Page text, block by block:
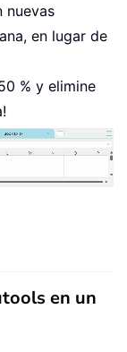
nuevas
en lugar de
% y elimine
en un